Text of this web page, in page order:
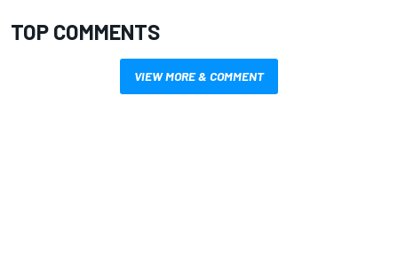
TOP COMMENTS
VIEW MORE & COMMENT